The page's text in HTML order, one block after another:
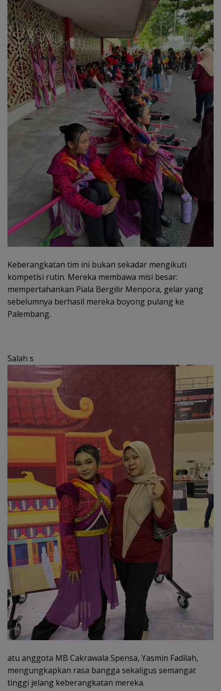
Keberangkatan tim ini bukan sekadar mengikuti
kompetisi rutin. Mereka membawa misi besar:
mempertahankan Piala Bergilir Menpora, gelar yang
sebelumnya berhasil mereka boyong pulang ke
Palembang.
Salah s
atu anggota MB Cakrawala Spensa, Yasmin Fadilah,
mengungkapkan rasa bangga sekaligus semangat
tinggi jelang keberangkatan mereka.